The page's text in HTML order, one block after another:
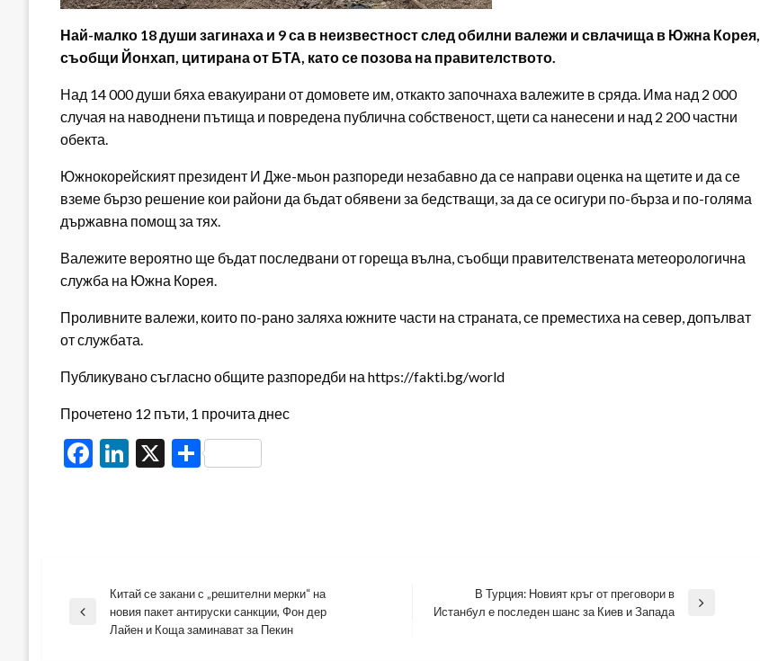
Най-малко 18 души загинаха и 9 са в неизвестност след обилни валежи и свлачища в Южна Корея,
съобщи Йонхап, цитирана от БТА, като се позова на правителството.
Над 14 000 души бяха евакуирани от домовете им, откакто започнаха валежите в сряда. Има над 2 000
случая на наводнени пътища и повредена публична собственост, щети са нанесени и над 2 200 частни
обекта.
Южнокорейският президент И Дже-мьон разпореди незабавно да се направи оценка на щетите и да се
вземе бързо решение кои райони да бъдат обявени за бедстващи, за да се осигури по-бърза и по-голяма
държавна помощ за тях.
Валежите вероятно ще бъдат последвани от гореща вълна, съобщи правителствената метеорологична
служба на Южна Корея.
Проливните валежи, които по-рано заляха южните части на страната, се преместиха на север, допълват
от службата.
Публикувано съгласно общите разпоредби на https://fakti.bg/world
Прочетено 12 пъти, 1 прочита днес
Facebook
LinkedIn
X Share
Навигация
Previous
Китай се закани с „решителни мерки“ на
новия пакет антируски санкции, Фон дер
Лайен и Коща заминават за Пекин
Next
В Турция: Новият кръг от преговори в
Истанбул е последен шанс за Киев и Запада